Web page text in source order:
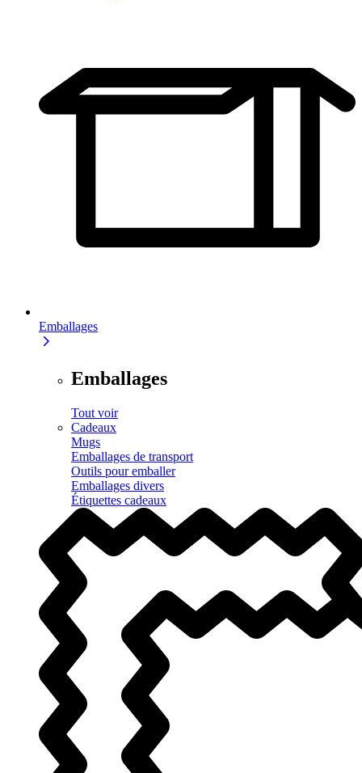
Emballages
Emballages
Tout voir
Cadeaux
Mugs
Emballages de transport
Outils pour emballer
Emballages divers
Étiquettes cadeaux